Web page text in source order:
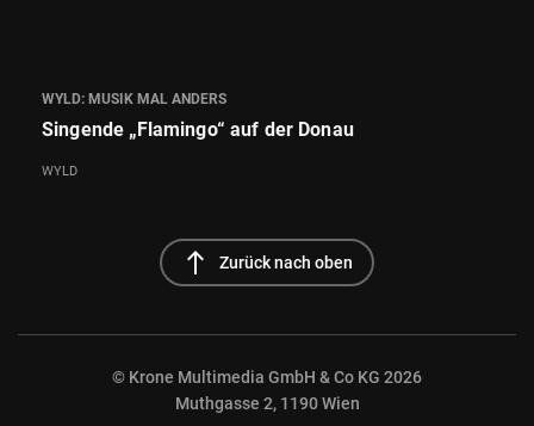
WYLD: MUSIK MAL ANDERS
Singende „Flamingo“ auf der Donau
WYLD
north Zurück nach oben
© Krone Multimedia GmbH & Co KG 2026
Muthgasse 2, 1190 Wien